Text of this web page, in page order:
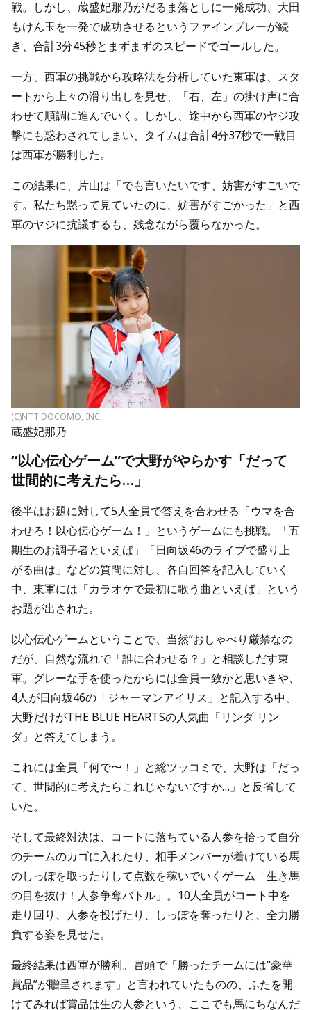
戦。しかし、蔵盛妃那乃がだるま落としに一発成功、大田
もけん玉を一発で成功させるというファインプレーが続
き、合計3分45秒とまずまずのスピードでゴールした。
一方、西軍の挑戦から攻略法を分析していた東軍は、スタ
ートから上々の滑り出しを見せ、「右、左」の掛け声に合
わせて順調に進んでいく。しかし、途中から西軍のヤジ攻
撃にも惑わされてしまい、タイムは合計4分37秒で一戦目
は西軍が勝利した。
この結果に、片山は「でも言いたいです、妨害がすごいで
す。私たち黙って見ていたのに、妨害がすごかった」と西
軍のヤジに抗議するも、残念ながら覆らなかった。
(C)NTT DOCOMO, INC.
蔵盛妃那乃
“以心伝心ゲーム”で大野がやらかす「だって
世間的に考えたら…」
後半はお題に対して5人全員で答えを合わせる「ウマを合
わせろ！以心伝心ゲーム！」というゲームにも挑戦。「五
期生のお調子者といえば」「日向坂46のライブで盛り上
がる曲は」などの質問に対し、各自回答を記入していく
中、東軍には「カラオケで最初に歌う曲といえば」という
お題が出された。
以心伝心ゲームということで、当然“おしゃべり厳禁なの
だが、自然な流れで「誰に合わせる？」と相談しだす東
軍。グレーな手を使ったからには全員一致かと思いきや、
4人が日向坂46の「ジャーマンアイリス」と記入する中、
大野だけがTHE BLUE HEARTSの人気曲「リンダ リン
ダ」と答えてしまう。
これには全員「何で〜！」と総ツッコミで、大野は「だっ
て、世間的に考えたらこれじゃないですか…」と反省して
いた。
そして最終対決は、コートに落ちている人参を拾って自分
のチームのカゴに入れたり、相手メンバーが着けている馬
のしっぽを取ったりして点数を稼いでいくゲーム「生き馬
の目を抜け！人参争奪バトル」。10人全員がコート中を
走り回り、人参を投げたり、しっぽを奪ったりと、全力勝
負する姿を見せた。
最終結果は西軍が勝利。冒頭で「勝ったチームには“豪華
賞品”が贈呈されます」と言われていたものの、ふたを開
けてみれば賞品は生の人参という、ここでも馬にちなんだ